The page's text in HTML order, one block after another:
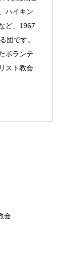
ハイキン
ど、1967
団です。
ボランテ
スト教会
会